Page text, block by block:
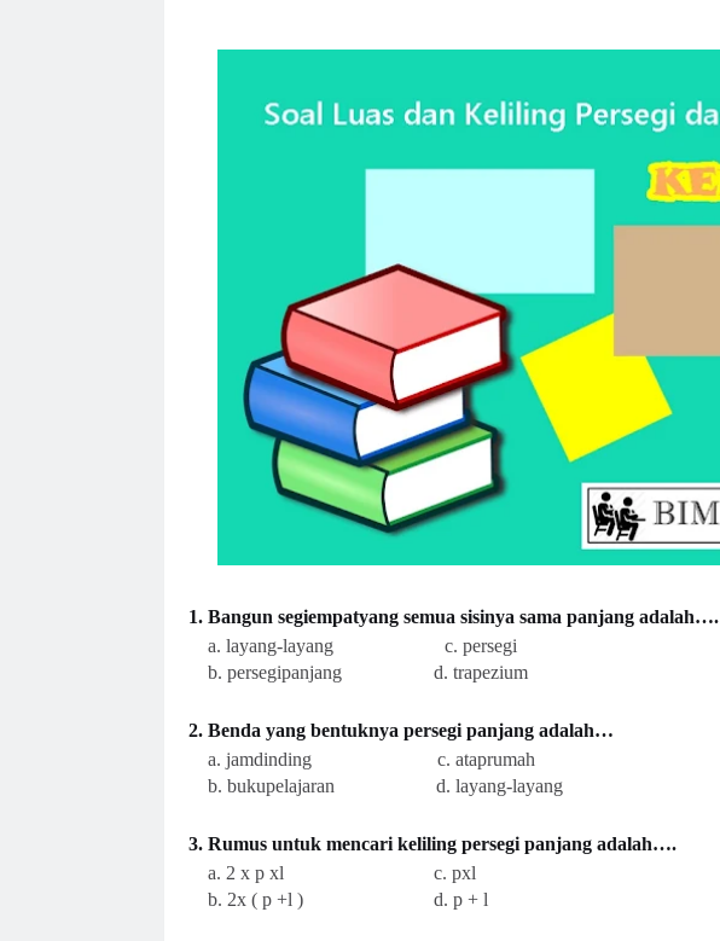
1. Bangun segiempatyang semua sisinya sama panjang adalah….
a. layang-layang c. persegi
b. persegipanjang d. trapezium
2. Benda yang bentuknya persegi panjang adalah…
a. jamdinding c. ataprumah
b. bukupelajaran d. layang-layang
3. Rumus untuk mencari keliling persegi panjang adalah….
a. 2 x p xl c. pxl
b. 2x ( p +l ) d. p + l